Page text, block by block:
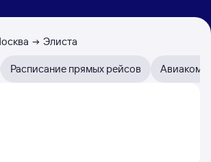
Элиста
Расписание прямых рейсов